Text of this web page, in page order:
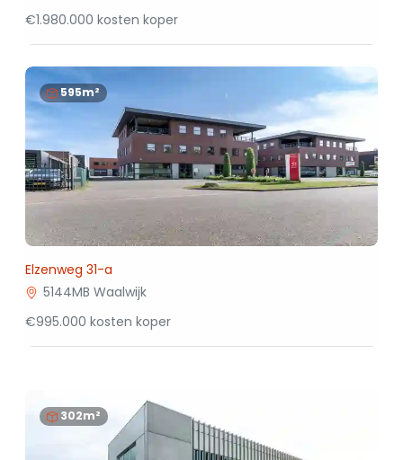
€1.980.000 kosten koper
595m²
Elzenweg 31-a
5144MB Waalwijk
€995.000 kosten koper
302m²